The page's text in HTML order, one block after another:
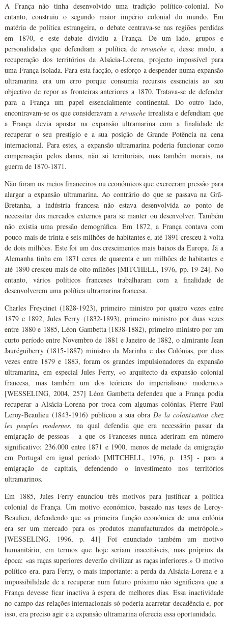
A França não tinha desenvolvido uma tradição político-colonial. No
entanto, construiu o segundo maior império colonial do mundo. Em
matéria de política estrangeira, o debate centrava-se nas regiões perdidas
em 1870, e este debate dividiu a França. De um lado, grupos e
personalidades que defendiam a política de revanche e, desse modo, a
recuperação dos territórios da Alsácia-Lorena, projecto impossível para
uma França isolada. Para esta facção, o esforço a despender numa expansão
ultramarina era um erro porque consumia recursos essenciais ao seu
objectivo de repor as fronteiras anteriores a 1870. Tratava-se de defender
para a França um papel essencialmente continental. Do outro lado,
encontravam-se os que consideravam a revancheirrealista e defendiam que
a França devia apostar na expansão ultramarina com a finalidade de
recuperar o seu prestígio e a sua posição de Grande Potência na cena
internacional. Para estes, a expansão ultramarina poderia funcionar como
compensação pelos danos, não só territoriais, mas também morais, na
guerra de 1870-1871.
Não foram os meios financeiros ou económicos que exerceram pressão para
alargar a expansão ultramarina. Ao contrário do que se passava na Grã-
Bretanha, a indústria francesa não estava desenvolvida ao ponto de
necessitar dos mercados externos para se manter ou desenvolver. Também
não existia uma pressão demográfica. Em 1872, a França contava com
pouco mais de trinta e seis milhões de habitantes e, até 1891 cresceu à volta
de dois milhões. Este foi um dos crescimentos mais baixos da Europa. Já a
Alemanha tinha em 1871 cerca de quarenta e um milhões de habitantes e
até 1890 cresceu mais de oito milhões [MITCHELL, 1976, pp. 19-24]. No
entanto, vários políticos franceses trabalharam com a finalidade de
desenvolverem uma política ultramarina francesa.
Charles Freycinet (1828-1923), primeiro ministro por quatro vezes entre
1879 e 1892, Jules Ferry (1832-1893), primeiro ministro por duas vezes
entre 1880 e 1885, Léon Gambetta (1838-1882), primeiro ministro por um
curto período entre Novembro de 1881 e Janeiro de 1882, o almirante Jean
Jauréguiberry (1815-1887) ministro da Marinha e das Colónias, por duas
vezes entre 1879 e 1883, foram os grandes impulsionadores da expansão
ultramarina, em especial Jules Ferry, «o arquitecto da expansão colonial
francesa, mas também um dos teóricos do imperialismo moderno.»
[WESSELING, 2004, 257] Léon Gambetta defendeu que a França podia
recuperar a Alsácia-Lorena por troca com algumas colónias. Pierre Paul
Leroy-Beaulieu (1843-1916) publicou a sua obra De la colonisation chez
les peuples modernes, na qual defendia que era necessário passar da
emigração de pessoas - a que os Franceses nunca aderiram em número
significativo: 236.000 entre 1871 e 1900, menos de metade da emigração
em Portugal em igual período [MITCHELL, 1976, p. 135] - para a
emigração de capitais, defendendo o investimento nos territórios
ultramarinos.
Em 1885, Jules Ferry enunciou três motivos para justificar a política
colonial de França. Um motivo económico, baseado nas teses de Leroy-
Beaulieu, defendendo que «a primeira função económica de uma colónia
era ser um mercado para os produtos manufacturados da metrópole.»
[WESSELING, 1996, p. 41] Foi enunciado também um motivo
humanitário, em termos que hoje seriam inaceitáveis, mas próprios da
época: «as raças superiores deverão civilizar as raças inferiores.» O motivo
político era, para Ferry, o mais importante: a perda da Alsácia-Lorena e a
impossibilidade de a recuperar num futuro próximo não significava que a
França devesse ficar inactiva à espera de melhores dias. Essa inactividade
no campo das relações internacionais só poderia acarretar decadência e, por
isso, era preciso agir e a expansão ultramarina oferecia essa oportunidade.